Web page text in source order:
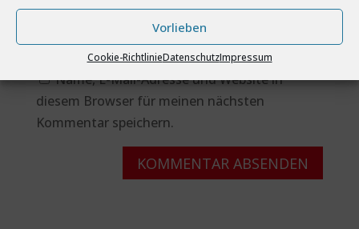
Vorlieben
Cookie-RichtlinieDatenschutzImpressum
Name, E-Mail-Adresse und Website in
diesem Browser für meinen nächsten
Kommentar speichern.